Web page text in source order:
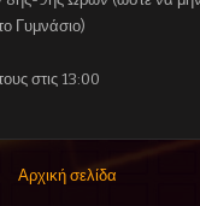
Γυμνάσιο)
στις 13:00
Αρχική σελίδα